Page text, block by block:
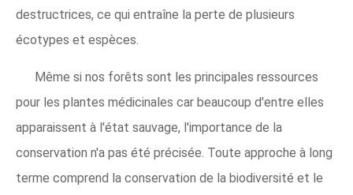
destructrices, ce qui entraîne la perte de plusieurs
écotypes et espèces.
Même si nos forêts sont les principales ressources
pour les plantes médicinales car beaucoup d'entre elles
apparaissent à l'état sauvage, l'importance de la
conservation n'a pas été précisée. Toute approche à long
terme comprend la conservation de la biodiversité et le